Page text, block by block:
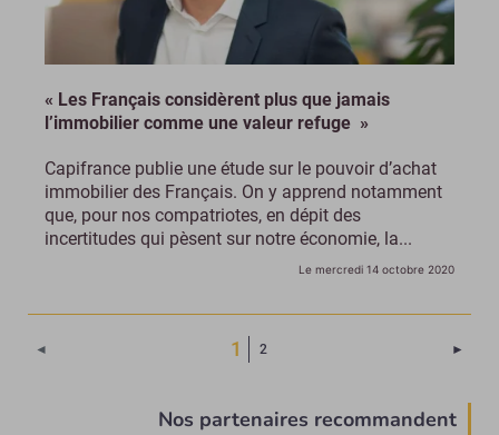
« Les Français considèrent plus que jamais
l’immobilier comme une valeur refuge »
Capifrance publie une étude sur le pouvoir d’achat
immobilier des Français. On y apprend notamment
que, pour nos compatriotes, en dépit des
incertitudes qui pèsent sur notre économie, la...
Le mercredi 14 octobre 2020
◄ 1 (Page courante)
2 ►
Nos partenaires recommandent